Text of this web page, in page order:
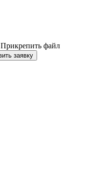
Прикрепить файл